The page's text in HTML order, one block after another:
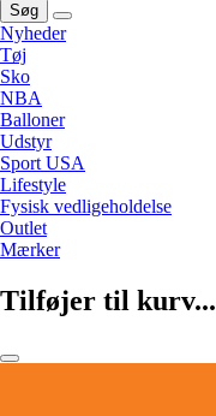
Søg
Nyheder
Tøj
Sko
NBA
Balloner
Udstyr
Sport USA
Lifestyle
Fysisk vedligeholdelse
Outlet
Mærker
Tilføjer til kurv...